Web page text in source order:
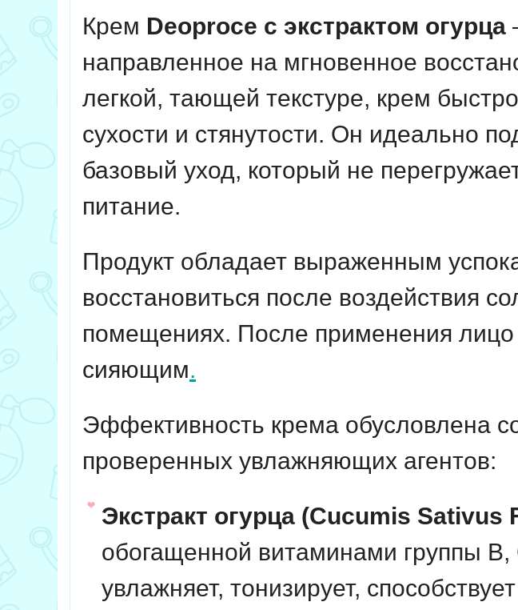
Крем Deoproce с экстрактом огурца
направленное на мгновенное
легкой, тающей текстуре, крем
сухости и стянутости. Он идеально
базовый уход, который не
питание.
Продукт обладает выраженным
восстановиться после воздействия
помещениях. После применения
сияющим.
Эффективность крема обусловлена
проверенных увлажняющих агентов:
Экстракт огурца (Cucumis Sativus
обогащенной витаминами группы
увлажняет, тонизирует,